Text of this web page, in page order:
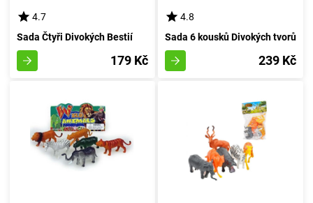
4.7
Sada Čtyři Divokých Bestií
179 Kč
4.8
Sada 6 kousků Divokých tvorů
239 Kč